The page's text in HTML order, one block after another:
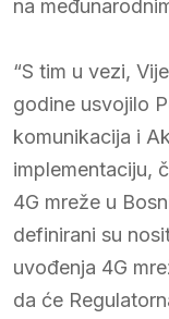
na
“S tim u vezi,
godine usvojilo
komunikacija i
implementaciju,
4G mreže u
definirani su
uvođenja 4G
da će